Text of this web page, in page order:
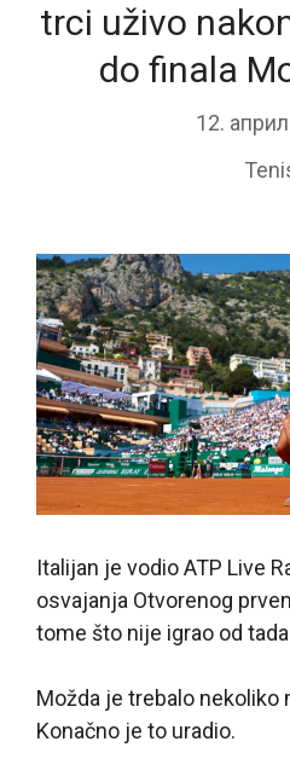
trci uživo
do finala
12.
Italijan je vodio ATP Live
osvajanja Otvorenog
tome što nije igrao od
Možda je trebalo nekoliko
Konačno je to uradio.